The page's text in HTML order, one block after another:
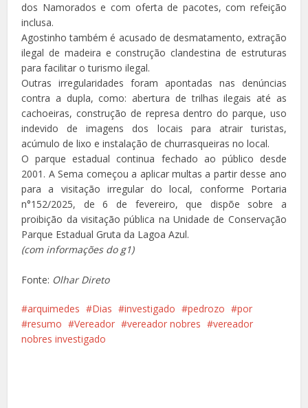
dos Namorados e com oferta de pacotes, com refeição
inclusa.
Agostinho também é acusado de desmatamento, extração
ilegal de madeira e construção clandestina de estruturas
para facilitar o turismo ilegal.
Outras irregularidades foram apontadas nas denúncias
contra a dupla, como: abertura de trilhas ilegais até as
cachoeiras, construção de represa dentro do parque, uso
indevido de imagens dos locais para atrair turistas,
acúmulo de lixo e instalação de churrasqueiras no local.
O parque estadual continua fechado ao público desde
2001. A Sema começou a aplicar multas a partir desse ano
para a visitação irregular do local, conforme Portaria
n°152/2025, de 6 de fevereiro, que dispõe sobre a
proibição da visitação pública na Unidade de Conservação
Parque Estadual Gruta da Lagoa Azul.
(com informações do g1)
Fonte: Olhar Direto
arquimedes Dias investigado pedrozo
por
resumo
Vereador vereador nobres
vereador
nobres investigado